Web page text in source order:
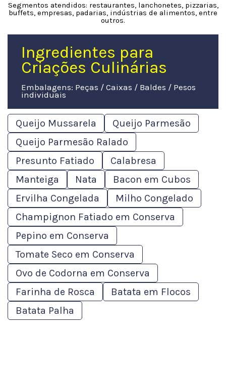
Segmentos atendidos: restaurantes, lanchonetes, pizzarias,
buffets, empresas, padarias, indústrias de alimentos, entre
outros.
Ingredientes para
Criações Culinárias
Embalagens: Peças / Caixas / Baldes / Pesos
individuais
Queijo Mussarela
Queijo Parmesão
Queijo Parmesão Ralado
Presunto Fatiado
Calabresa
Manteiga
Nata
Bacon em Cubos
Ervilha Congelada
Milho Congelado
Champignon Fatiado em Conserva
Pepino em Conserva
Tomate Seco em Conserva
Ovo de Codorna em Conserva
Farinha de Rosca
Batata em Flocos
Batata Palha